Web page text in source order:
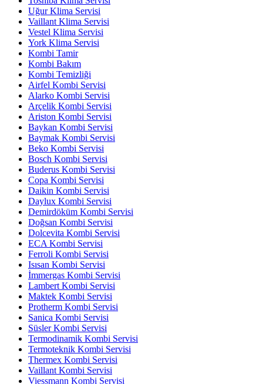
Uğur Klima Servisi
Vaillant Klima Servisi
Vestel Klima Servisi
York Klima Servisi
Kombi Tamir
Kombi Bakım
Kombi Temizliği
Airfel Kombi Servisi
Alarko Kombi Servisi
Arçelik Kombi Servisi
Ariston Kombi Servisi
Baykan Kombi Servisi
Baymak Kombi Servisi
Beko Kombi Servisi
Bosch Kombi Servisi
Buderus Kombi Servisi
Copa Kombi Servisi
Daikin Kombi Servisi
Daylux Kombi Servisi
Demirdöküm Kombi Servisi
Doğsan Kombi Servisi
Dolcevita Kombi Servisi
ECA Kombi Servisi
Ferroli Kombi Servisi
Isısan Kombi Servisi
İmmergas Kombi Servisi
Lambert Kombi Servisi
Maktek Kombi Servisi
Protherm Kombi Servisi
Sanica Kombi Servisi
Süsler Kombi Servisi
Termodinamik Kombi Servisi
Termoteknik Kombi Servisi
Thermex Kombi Servisi
Vaillant Kombi Servisi
Viessmann Kombi Servisi